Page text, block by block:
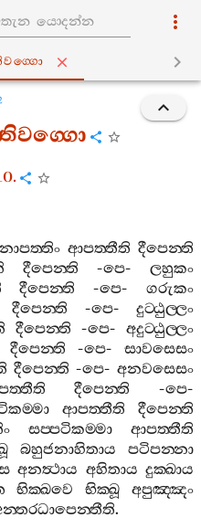
ආපත‍්තීති දීපෙන‍්ති
දීපෙන‍්ති -පෙ- ලහුකං
දීපෙන‍්ති -පෙ-ගරුකං
දීපෙන‍්ති -පෙ-දුට‍්ඨුල‍්ලං
දීපෙන‍්ති -පෙ- අදුට‍්ඨුල‍්ලං
දීපෙන‍්ති -පෙ-සාවසෙසං
දීපෙන‍්ති -පෙ- අනවසෙසං
දීපෙන‍්ති -පෙ-
ආපත‍්තීති
දීපෙන‍්ති
සප‍්පටිකම‍්මා
ආපත‍්තීති
බහුජනාහිතාය
පටිපන‍්නා
අනත්‍ථාය අහිතාය දුක‍්ඛාය
භික‍්ඛවෙ භික‍්ඛූ
අපුඤ‍්ඤං
.